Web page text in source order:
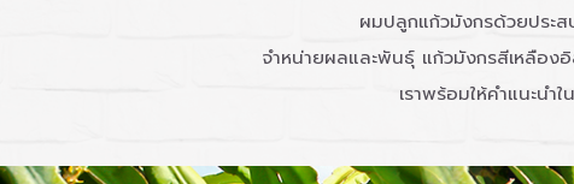
ผมปลูกแก้วมังกรด้วยประ
จำหน่ายผลและพันธ์ุ แก้วมังกรสีเหลือ
เราพร้อมให้คำแนะน